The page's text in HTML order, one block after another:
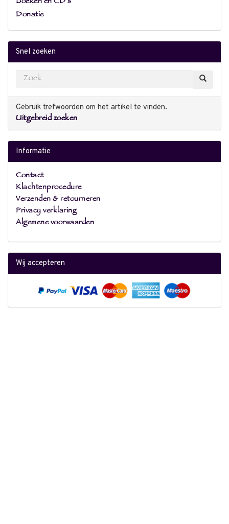
Donatie
Snel zoeken
Gebruik trefwoorden om het artikel te vinden.
Uitgebreid zoeken
Informatie
Contact
Klachtenprocedure
Verzenden & retourneren
Privacy verklaring
Algemene voorwaarden
Wij accepteren